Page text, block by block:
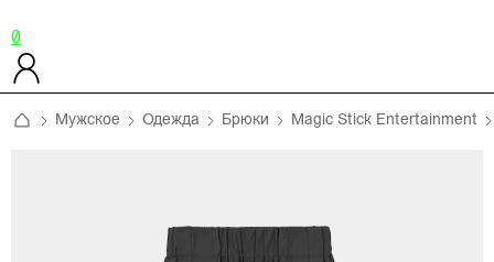
0
Мужское Одежда Брюки Magic Stick Entertainment